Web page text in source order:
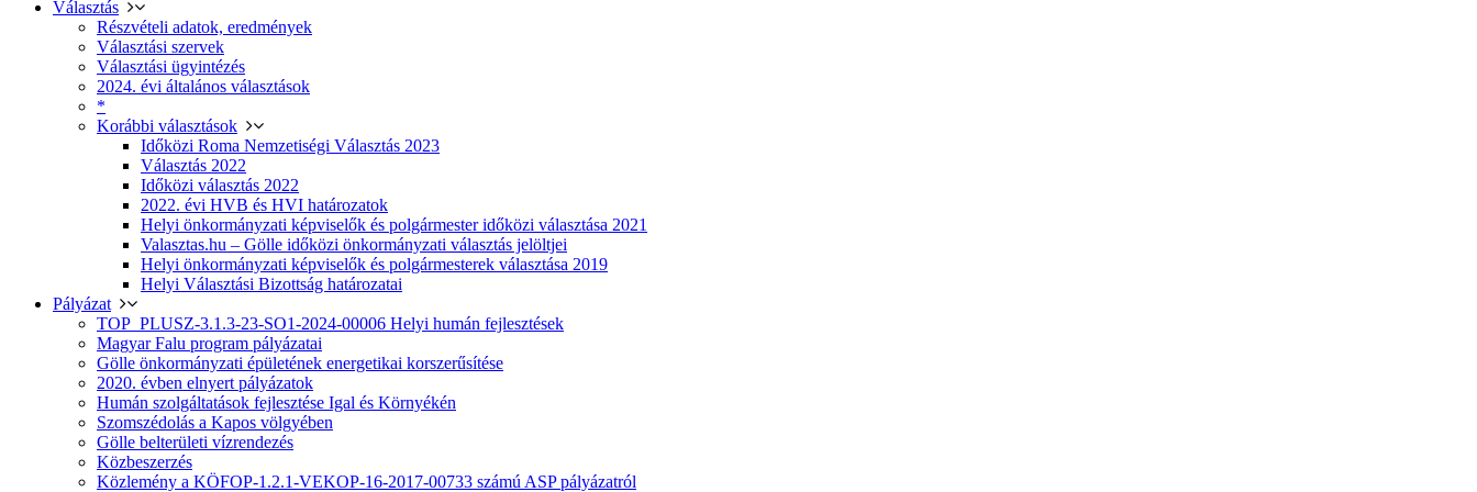
Választás
Részvételi adatok, eredmények
Választási szervek
Választási ügyintézés
2024. évi általános választások
*
Korábbi választások
Időközi Roma Nemzetiségi Választás 2023
Választás 2022
Időközi választás 2022
2022. évi HVB és HVI határozatok
Helyi önkormányzati képviselők és polgármester időközi választása 2021
Valasztas.hu – Gölle időközi önkormányzati választás jelöltjei
Helyi önkormányzati képviselők és polgármesterek választása 2019
Helyi Választási Bizottság határozatai
Pályázat
TOP_PLUSZ-3.1.3-23-SO1-2024-00006 Helyi humán fejlesztések
Magyar Falu program pályázatai
Gölle önkormányzati épületének energetikai korszerűsítése
2020. évben elnyert pályázatok
Humán szolgáltatások fejlesztése Igal és Környékén
Szomszédolás a Kapos völgyében
Gölle belterületi vízrendezés
Közbeszerzés
Közlemény a KÖFOP-1.2.1-VEKOP-16-2017-00733 számú ASP pályázatról